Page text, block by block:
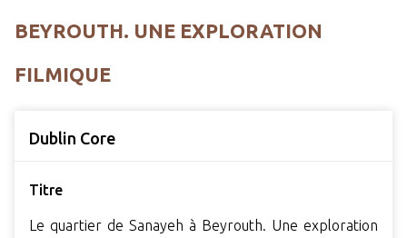
BEYROUTH. UNE EXPLORATION
FILMIQUE
Dublin Core
Titre
Le quartier de Sanayeh à Beyrouth. Une exploration